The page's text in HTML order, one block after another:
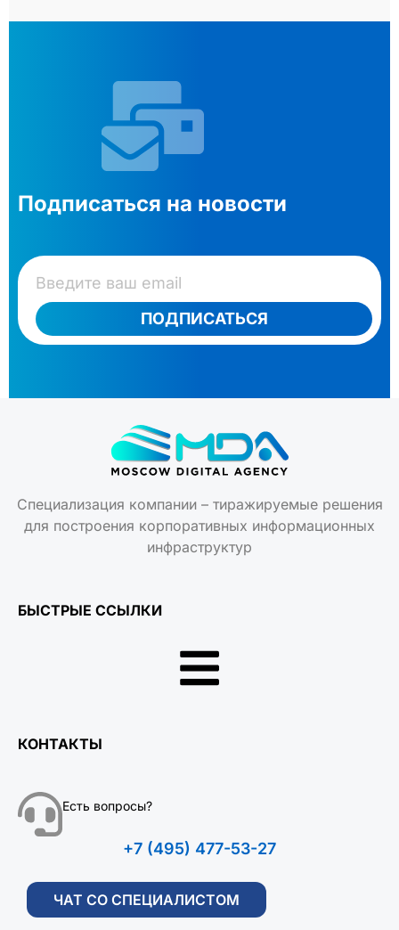
Подписаться на новости
ПОДПИСАТЬСЯ
Специализация компании – тиражируемые решения
для построения корпоративных информационных
инфраструктур
БЫСТРЫЕ ССЫЛКИ
КОНТАКТЫ
Есть вопросы?
+7 (495) 477-53-27
ЧАТ СО СПЕЦИАЛИСТОМ